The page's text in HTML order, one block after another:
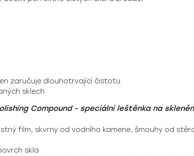
zaručuje dlouhotrvající čistotu
sklech
Compound - speciální leštěnka na
film, skvrny od vodního kamene, šmouhy od
skla